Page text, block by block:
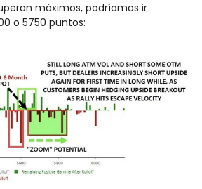
máximos, podríamos ir
o 5750 puntos: